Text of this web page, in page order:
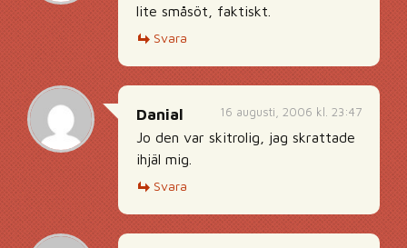
lite småsöt, faktiskt.
Svara
16 augusti, 2006 kl. 23:47
Danial
Jo den var skitrolig, jag skrattade
ihjäl mig.
Svara